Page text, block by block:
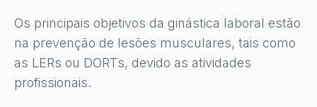
Os principais objetivos da ginástica laboral estão
na prevenção de lesões musculares, tais como
as LERs ou DORTs, devido as atividades
profissionais.